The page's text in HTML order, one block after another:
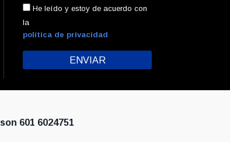
He leído y estoy de acuerdo con
la
política de privacidad
601 6024751